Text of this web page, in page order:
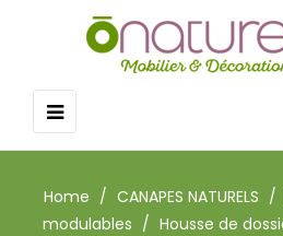
Toggle
navigation
☰
Home CANAPES NATURELS
modulables
Housse de